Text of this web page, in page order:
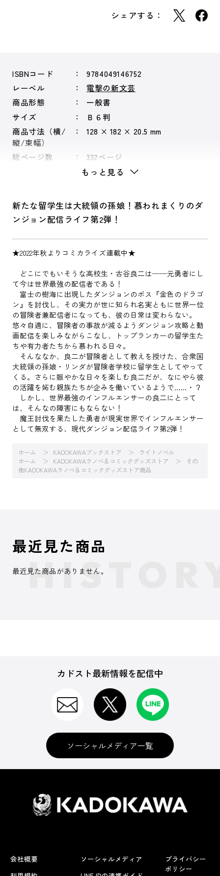
シェアする：
ISBNコード
9784049146752
レーベル
電撃の新文芸
商品形態
一般書
サイズ
Ｂ６判
商品寸法（横/
縦/束幅）
128 × 182 × 20.5 mm
総ページ数 332ページ
もっと見る
新たな留学生は大統領の孫娘！慕われまくりのダ
ンジョン配信ライフ第2弾！
★2022年秋よりコミカライズ連載中★
どこにでもいそうな高校生・古谷良二は──元勇者にし
て今は世界最強の配信者である！
富士の樹海に出現したダンジョンのボス『金色のドラゴ
ン』を討伐し、その実力が世に知られ名実ともに世界一位
の冒険者兼配信者になっても、彼の日常は変わらない。
悠々自適に、冒険者の事故が減るようダンジョン攻略と動
画配信を楽しみながらこなし、トップランカーの留学生た
ちや有力者たちから慕われる日々。
そんななか、良二が冒険者として教えを授けた、合衆国
大統領の孫娘・リンダが冒険者学校に留学生としてやって
くる。さらに賑やかな日々を楽しむ良二だが、なにやら彼
の活躍を妬む親族たちが企みを働いているようで……・？
しかし、世界最強のインフルエンサーの良二にとって
は、そんなの障害にもならない！
魔王討伐を果たした勇者が現実世界でインフルエンサー
として無双する、現代ダンジョン配信ライフ第2弾！
ホーム KADOKAWAブックストア
ライトノベル
ホーム
KADOKAWAラノベ＆コミックグッズストア
その
他KADOKAWAラノベ＆コミックグッズストア商品
最近見た商品
最近見た商品がありません。
カドスト最新情報を配信中
ソーシャルメディア一覧
会社概要
ソーシャルメディア
プライバシー
ポリシー